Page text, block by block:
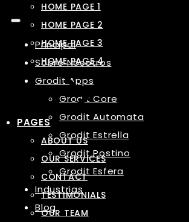
Principal
Sobre Nosotros
Grodit Apps
Grodit Core
Grodit Automata
Grodit Estrella
Grodit Postino
Grodit Esfera
Industrias
Blog
HOME PAGE 1
HOME PAGE 2
HOME PAGE 3
HOME PAGE 4
PAGES
ABOUT US
OUR SERVICES
CONTACT
TESTIMONIALS
OUR TEAM